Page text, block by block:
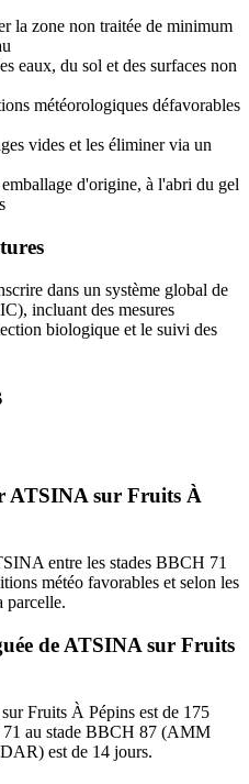
la zone non traitée de minimum
eaux, du sol et des surfaces non
météorologiques défavorables
vides et les éliminer via un
d'origine, à l'abri du gel
dans un système global de
incluant des mesures
biologique et le suivi des
ATSINA sur Fruits À
entre les stades BBCH 71
météo favorables et selon les
parcelle.
de ATSINA sur Fruits
Fruits À Pépins est de 175
au stade BBCH 87 (AMM
est de 14 jours.